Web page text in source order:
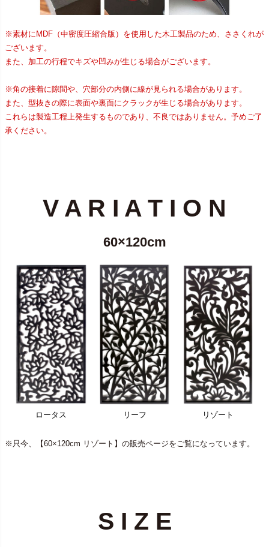
※素材にMDF（中密度圧縮合版）を使用した木工製品のため、ささくれが
ございます。
また、加工の行程でキズや凹みが生じる場合がございます。
※角の接着に隙間や、穴部分の内側に線が見られる場合があります。
また、型抜きの際に表面や裏面にクラックが生じる場合があります。
これらは製造工程上発生するものであり、不良ではありません。予めご了
承ください。
V A R I A T I O N
60×120cm
ロータス リーフ リゾート
※只今、【60×120cm リゾート】の販売ページをご覧になっています。
S I Z E